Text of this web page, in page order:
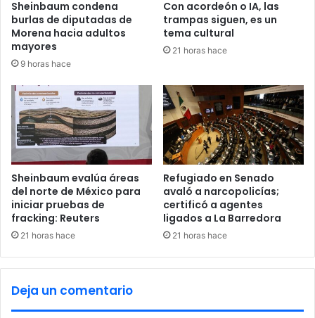
e
l
e
E
l
S
a
d
o
r
Sheinbaum condena
burlas de diputadas de
Morena hacia adultos
mayores
9 horas hace
Con acordeón o IA, las
trampas siguen, es un
tema cultural
21 horas hace
Sheinbaum evalúa áreas
del norte de México para
iniciar pruebas de
fracking: Reuters
21 horas hace
Refugiado en Senado
avaló a narcopolicías;
certificó a agentes
ligados a La Barredora
21 horas hace
Deja un comentario